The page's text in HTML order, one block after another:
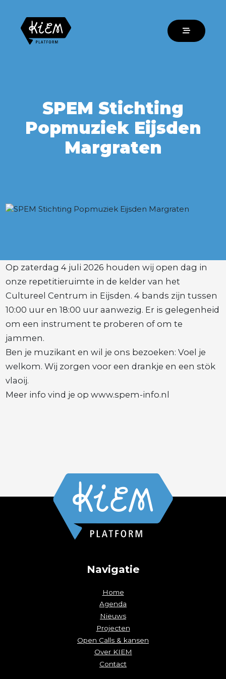
SPEM Stichting
Popmuziek Eijsden
Margraten
Op zaterdag 4 juli 2026 houden wij open dag in
onze repetitieruimte in de kelder van het
Cultureel Centrum in Eijsden. 4 bands zijn tussen
10:00 uur en 18:00 uur aanwezig. Er is gelegenheid
om een instrument te proberen of om te
jammen.
Ben je muzikant en wil je ons bezoeken: Voel je
welkom. Wij zorgen voor een drankje en een stök
vlaoij.
Meer info vind je op www.spem-info.nl
Navigatie
Home
Agenda
Nieuws
Projecten
Open Calls & kansen
Over KIEM
Contact